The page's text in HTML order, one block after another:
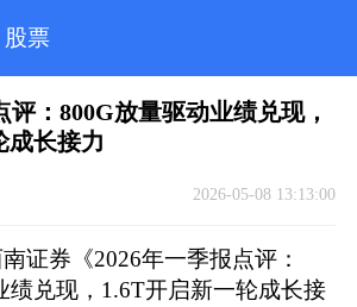
股票
评：800G放量驱动业绩兑现，
成长接力
2026-05-08 13:13:00
证券《2026年一季报点评：
绩兑现，1.6T开启新一轮成长接